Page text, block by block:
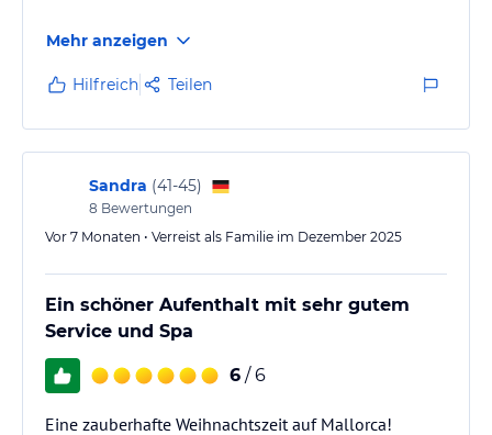
Mehr anzeigen
Hilfreich Teilen
Sandra (41-45)
8 Bewertungen
Vor 7 Monaten • Verreist als Familie im Dezember 2025
Ein schöner Aufenthalt mit sehr gutem
Service und Spa
6 / 6
Eine zauberhafte Weihnachtszeit auf Mallorca!